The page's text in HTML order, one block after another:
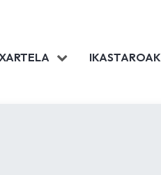
IKASTAROAK